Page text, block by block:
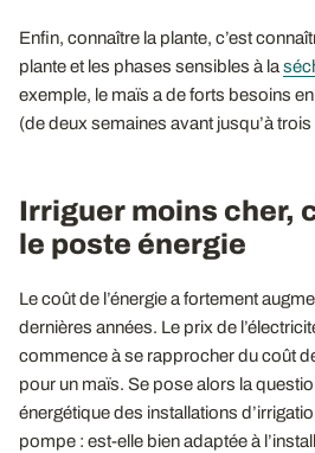
Enfin, connaître la plante, c’est
plante et les phases sensibles à la
exemple, le maïs a de forts besoins
(de deux semaines avant jusqu’à
Irriguer moins cher,
le poste énergie
Le coût de l’énergie a fortement
dernières années. Le prix de
commence à se rapprocher du coût
pour un maïs. Se pose alors la
énergétique des installations
pompe : est-elle bien adaptée à